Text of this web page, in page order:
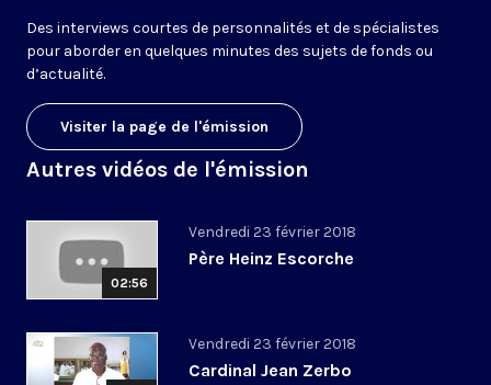
Des interviews courtes de personnalités et de spécialistes
pour aborder en quelques minutes des sujets de fonds ou
d’actualité.
Visiter la page de l'émission
Autres vidéos de l'émission
02:56
Vendredi 23 février 2018
Père Heinz Escorche
Vendredi 23 février 2018
Cardinal Jean Zerbo